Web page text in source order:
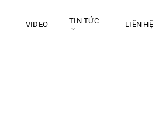
VIDEO TIN TỨC LIÊN HỆ